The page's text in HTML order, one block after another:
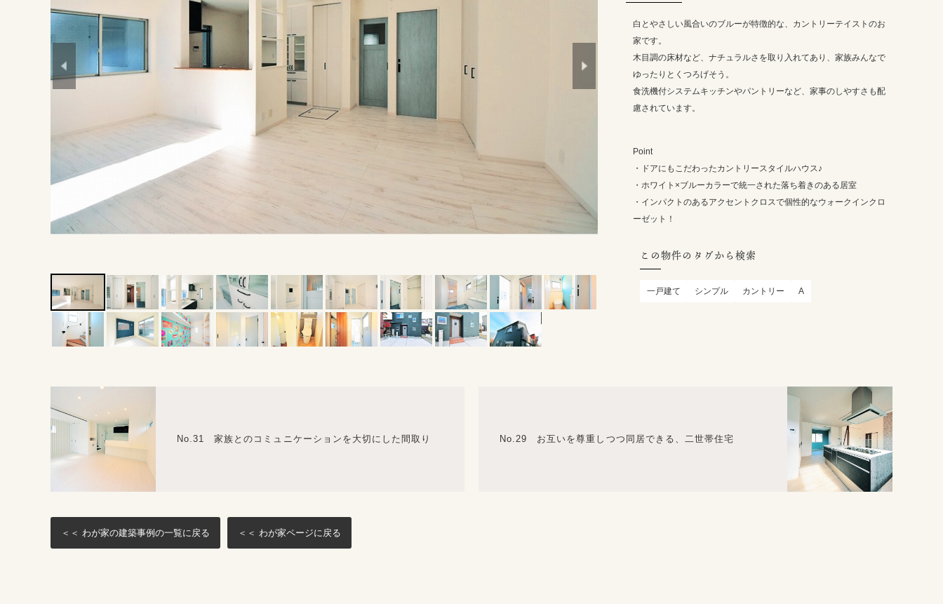
白とやさしい風合いのブルーが特徴的な、カントリーテイストのお
家です。
木目調の床材など、ナチュラルさを取り入れてあり、家族みんなで
ゆったりとくつろげそう。
食洗機付システムキッチンやパントリーなど、家事のしやすさも配
慮されています。
Point
・ドアにもこだわったカントリースタイルハウス♪
・ホワイト×ブルーカラーで統一された落ち着きのある居室
・インパクトのあるアクセントクロスで個性的なウォークインクロ
ーゼット！
この物件のタグから検索
一戸建て シンプル カントリー A
No.31 家族とのコミュニケーションを大切にした間取り No.29 お互いを尊重しつつ同居できる、二世帯住宅
＜＜ わが家の建築事例の一覧に戻る ＜＜ わが家ページに戻る